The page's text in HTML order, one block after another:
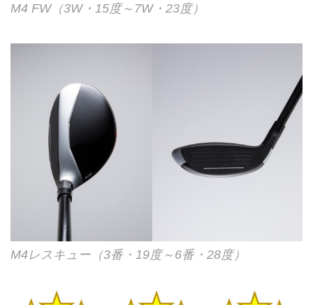
M4 FW（3W・15度～7W・23度）
M4レスキュー（3番・19度～6番・28度）